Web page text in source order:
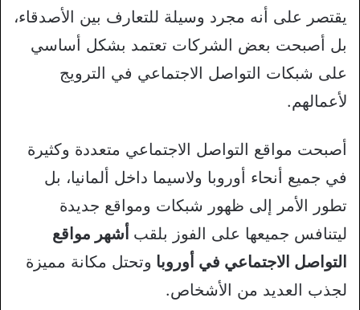
يقتصر على أنه مجرد وسيلة للتعارف بين الأصدقاء،
بل أصبحت بعض الشركات تعتمد بشكل أساسي
على شبكات التواصل الاجتماعي في الترويج
لأعمالهم.
أصبحت مواقع التواصل الاجتماعي متعددة وكثيرة
في جميع أنحاء أوروبا ولاسيما داخل ألمانيا، بل
تطور الأمر إلى ظهور شبكات ومواقع جديدة
ليتنافس جميعها على الفوز بلقب أشهر مواقع
التواصل الاجتماعي في أوروبا وتحتل مكانة مميزة
لجذب العديد من الأشخاص.